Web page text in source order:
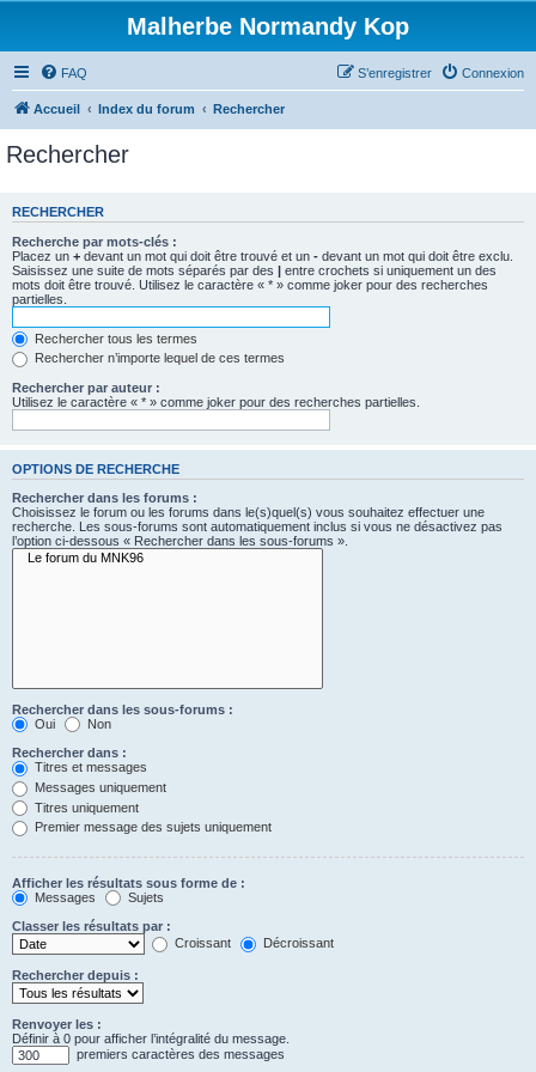
Malherbe Normandy Kop
FAQ Connexion
S’enregistrer
Accueil Index du forum Rechercher
Rechercher
RECHERCHER
Recherche par mots-clés :
Placez un + devant un mot qui doit être trouvé et un - devant un mot qui doit être exclu.
Saisissez une suite de mots séparés par des | entre crochets si uniquement un des
mots doit être trouvé. Utilisez le caractère « * » comme joker pour des recherches
partielles.
Rechercher tous les termes
Rechercher n’importe lequel de ces termes
Rechercher par auteur :
Utilisez le caractère « * » comme joker pour des recherches partielles.
OPTIONS DE RECHERCHE
Rechercher dans les forums :
Choisissez le forum ou les forums dans le(s)quel(s) vous souhaitez effectuer une
recherche. Les sous-forums sont automatiquement inclus si vous ne désactivez pas
l’option ci-dessous « Rechercher dans les sous-forums ».
Rechercher dans les sous-forums :
Oui
Non
Rechercher dans :
Titres et messages
Messages uniquement
Titres uniquement
Premier message des sujets uniquement
Afficher les résultats sous forme de :
Messages
Sujets
Classer les résultats par :
Croissant
Décroissant
Rechercher depuis :
Renvoyer les :
Définir à 0 pour afficher l’intégralité du message.
premiers caractères des messages